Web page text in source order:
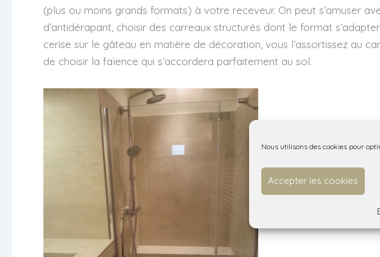
Nous utilisons des cookies pour
Accepter les cookies
(plus ou moins grands formats) à votre receveur. On peut s’amuser
d’antidérapant, choisir des carreaux structurés dont le format
cerise sur le gâteau en matière de décoration, vous l’assortissez au
de choisir la faïence qui s’accordera parfaitement au sol.